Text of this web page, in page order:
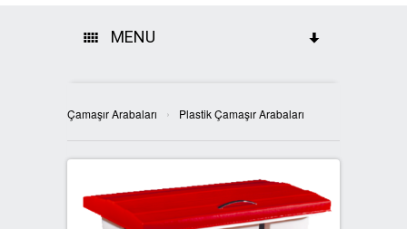
MENU
GERİ DÖNÜŞÜM ÇÖP KUTULARI
2Lİ GERİ DÖNÜŞÜM KUTULARI
SIFIR ATIK KUTULARI
Çamaşır Arabaları › Plastik Çamaşır Arabaları